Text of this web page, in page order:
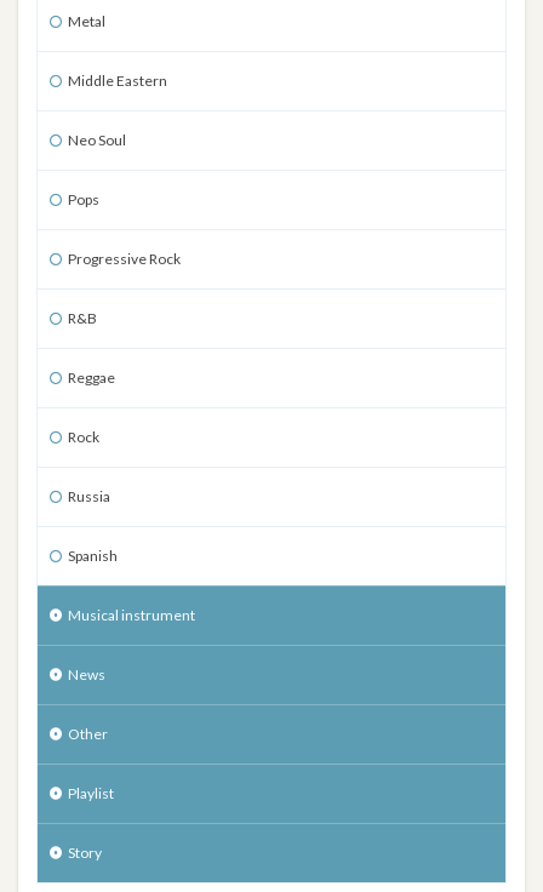
Metal
Middle Eastern
Neo Soul
Pops
Progressive Rock
R&B
Reggae
Rock
Russia
Spanish
Musical instrument
News
Other
Playlist
Story